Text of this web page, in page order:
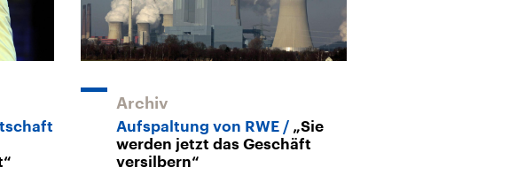
Archiv
Aufspaltung von RWE
„Sie
werden jetzt das Geschäft
versilbern“